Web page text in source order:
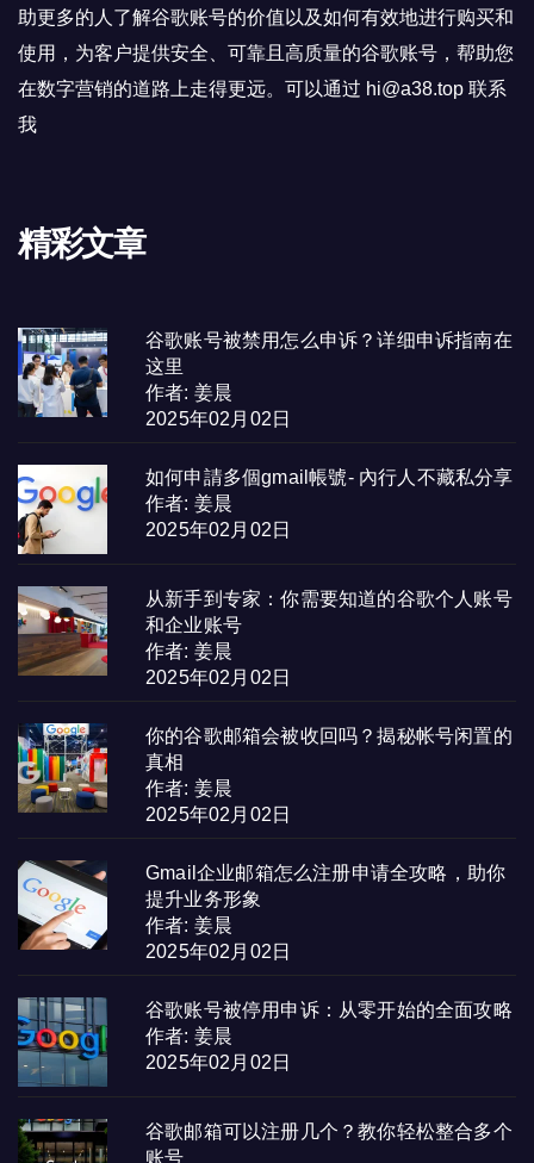
助更多的人了解谷歌账号的价值以及如何有效地进行购买和
使用，为客户提供安全、可靠且高质量的谷歌账号，帮助您
在数字营销的道路上走得更远。可以通过 hi@a38.top 联系
我
精彩文章
谷歌账号被禁用怎么申诉？详细申诉指南在
这里
作者: 姜晨
2025年02月02日
如何申請多個gmail帳號- 內行人不藏私分享
作者: 姜晨
2025年02月02日
从新手到专家：你需要知道的谷歌个人账号
和企业账号
作者: 姜晨
2025年02月02日
你的谷歌邮箱会被收回吗？揭秘帐号闲置的
真相
作者: 姜晨
2025年02月02日
Gmail企业邮箱怎么注册申请全攻略，助你
提升业务形象
作者: 姜晨
2025年02月02日
谷歌账号被停用申诉：从零开始的全面攻略
作者: 姜晨
2025年02月02日
谷歌邮箱可以注册几个？教你轻松整合多个
账号